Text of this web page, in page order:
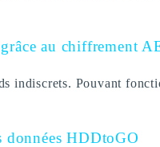
au chiffrement
Pouvant
HDDtoGO